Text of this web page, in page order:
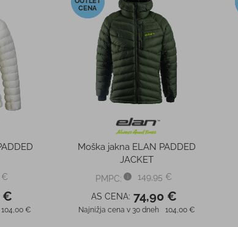
€
€
104,00 €
Moška jakna ELAN PADDED
JACKET
PMPC:
149,95 €
AS CENA: 74,90 €
Najnižja cena v 30 dneh 104,00 €